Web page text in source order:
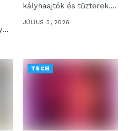
kályhaajtók és tűzterek,
amelyek otthonaink...
JÚLIUS 5, 2026
TECH